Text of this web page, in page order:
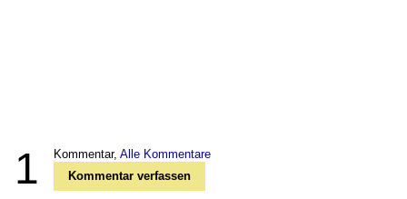
1 Kommentar, Alle Kommentare
Kommentar verfassen